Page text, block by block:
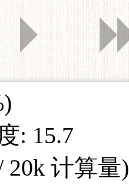
: 15.7
20k 计算量)